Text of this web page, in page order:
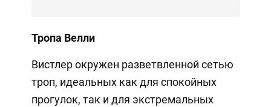
Тропа Велли
Вистлер окружен разветвленной сетью
троп, идеальных как для спокойных
прогулок, так и для экстремальных